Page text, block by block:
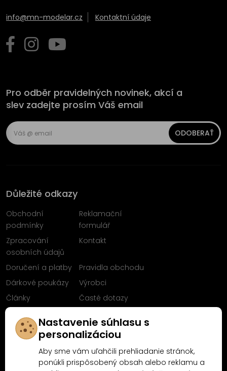
info@mn-modelar.cz Kontaktní údaje
Pro odběr pravidelných novinek, akcí a
slev zadejte prosím Váš email
ODOBERAŤ
Důležité odkazy
Obchodní
podmínky
Reklamační
formulář
Zpracování
osobních údajů
Kontakt
Doručení a platby
Pravidla obchodu
Dárkové poukázy
Výrobci
Články
Časté dotazy
FacebookuNastavenie súhlasu s
personalizáciou
Aby sme vám uľahčili prehliadanie stránok,
ponúkli prispôsobený obsah alebo reklamu a